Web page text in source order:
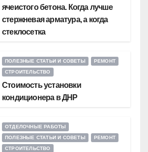
ячеистого бетона. Когда лучше
стержневая арматура, а когда
стеклосетка
ПОЛЕЗНЫЕ СТАТЬИ И СОВЕТЫ
РЕМОНТ
СТРОИТЕЛЬСТВО
Стоимость установки
кондиционера в ДНР
ОТДЕЛОЧНЫЕ РАБОТЫ
ПОЛЕЗНЫЕ СТАТЬИ И СОВЕТЫ
РЕМОНТ
СТРОИТЕЛЬСТВО